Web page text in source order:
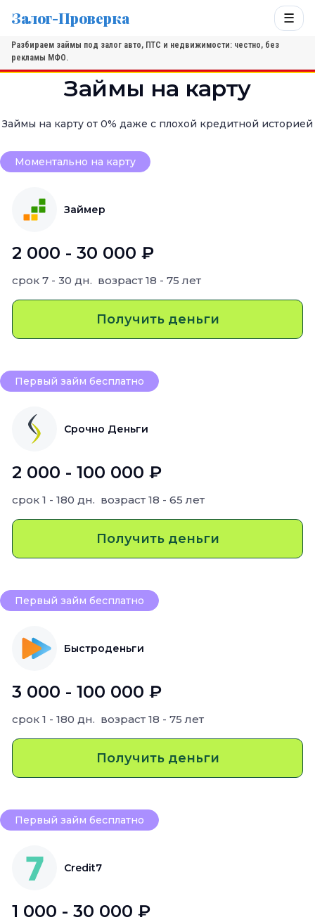
Залог-Проверка ☰
Разбираем займы под залог авто, ПТС и недвижимости: честно, без
рекламы МФО.
Займы на карту
Займы на карту от 0% даже с плохой кредитной историей
Моментально на карту
Займер
2 000 - 30 000 ₽
срок 7 - 30 дн. возраст 18 - 75 лет
Получить деньги
Первый займ бесплатно
Срочно Деньги
2 000 - 100 000 ₽
срок 1 - 180 дн. возраст 18 - 65 лет
Получить деньги
Первый займ бесплатно
Быстроденьги
3 000 - 100 000 ₽
срок 1 - 180 дн. возраст 18 - 75 лет
Получить деньги
Первый займ бесплатно
Credit7
1 000 - 30 000 ₽